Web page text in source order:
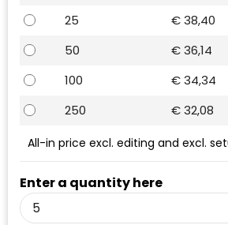
MyKit
Ocean Bottle
Parker
Waterman
25
€ 38,40
50
€ 36,14
100
€ 34,34
250
€ 32,08
Enter a quantity here
All-in price excl. editing and excl.